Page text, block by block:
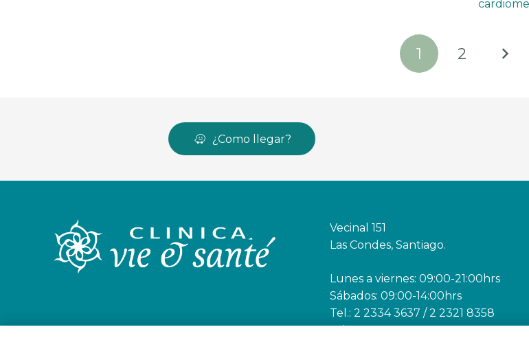
1 2
¿Como llegar?
Vecinal 151
Las Condes, Santiago.
Lunes a viernes: 09:00-21:00hrs
Sábados: 09:00-14:00hrs
Tel.: 2 2334 3637 / 2 2321 8358
Whatsapp +56 9 9619 1330